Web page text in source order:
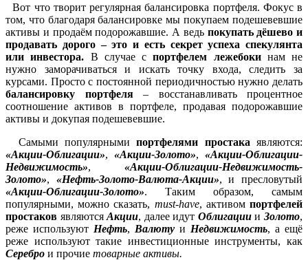
Вот что творит регулярная балансировка портфеля. Фокус в
том, что благодаря балансировке мы покупаем подешевевшие
активы и продаём подорожавшие. А ведь покупать дёшево и
продавать дорого – это и есть секрет успеха спекулянта
или инвестора. В случае спортфелем лежебокинам не
нужно заморачиваться и искать точку входа, следить за
курсами. Просто с постоянной периодичностью нужно делать
балансировку портфеля– восстанавливать процентное
соотношение активов в портфеле, продавая подорожавшие
активы и докупая подешевевшие.
Самыми популярнымипортфелями простака являются:
«Акции-Облигации», «Акции-Золото», «Акции-Облигации-
Недвижимость», «Акции-Облигации-Недвижимость-
Золото», «Нефть-Золото-Валюта-Акции», и пресловутый
«Акции-Облигации-Золото». Таким образом, самым
популярными, можно сказать, must-have, активомпортфелей
простаков являютсяАкции, далее идут ОблигациииЗолото,
реже используют Нефть, Валюту и Недвижимость, а ещё
реже используют такие инвестиционные инструменты, как
Серебро и прочие товарные активы.